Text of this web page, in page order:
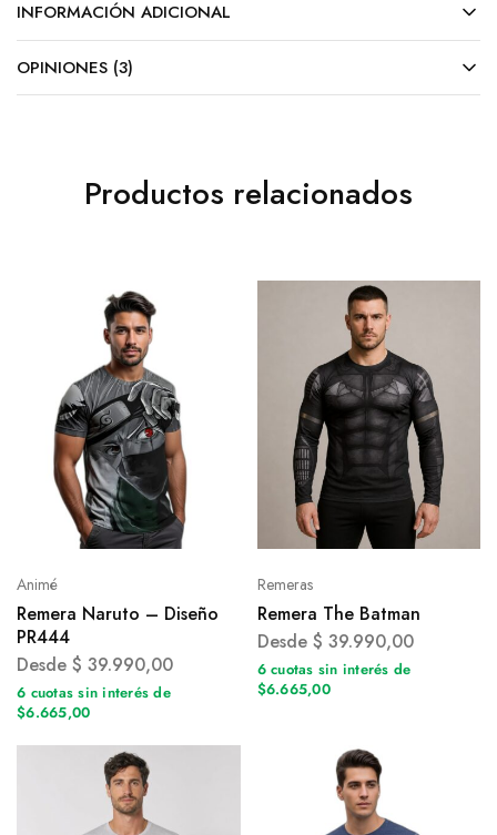
INFORMACIÓN ADICIONAL
OPINIONES (3)
Productos relacionados
Animé
Remera Naruto – Diseño
PR444
Desde $ 39.990,00
6 cuotas sin interés de
$6.665,00
Remeras
Remera The Batman
Desde $ 39.990,00
6 cuotas sin interés de
$6.665,00